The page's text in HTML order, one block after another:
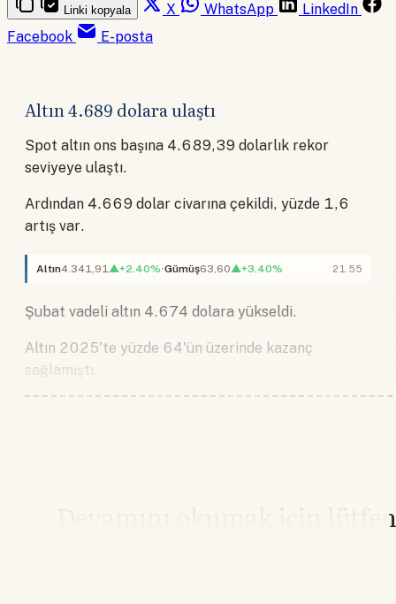
Linki kopyala X WhatsApp
LinkedIn
Facebook
E-posta
Altın 4.689 dolara ulaştı
Spot altın ons başına 4.689,39 dolarlık rekor
seviyeye ulaştı.
Ardından 4.669 dolar civarına çekildi, yüzde 1,6
artış var.
Altın4.341,91▲+2.40% Gümüş63,60▲+3.40% 21.55
Şubat vadeli altın 4.674 dolara yükseldi.
Altın 2025'te yüzde 64'ün üzerinde kazanç
sağlamıştı.
Devamını okumak için lütfen